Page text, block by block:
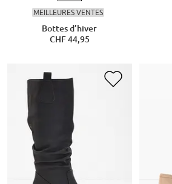
MEILLEURES VENTES
Bottes d’hiver
CHF 44,95